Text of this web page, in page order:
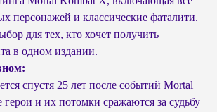
персонажей и классические фаталити.
для тех, кто хочет получить
в одном издании.
спустя 25 лет после событий Mortal
и их потомки сражаются за судьбу